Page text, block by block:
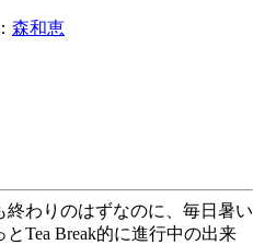
森和恵
わりのはずなのに、毎日暑い
Tea Break的に進行中の出来